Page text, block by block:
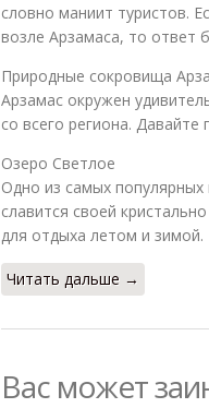
словно маниит туристов.
возле Арзамаса, то ответ
Природные сокровища
Арзамас окружен
со всего региона.
Озеро Светлое
Одно из самых
славится своей
для отдыха летом и зимой.
Читать дальше →
Вас может